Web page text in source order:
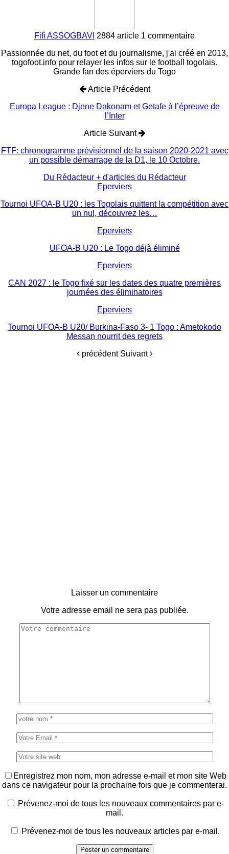
Fifi ASSOGBAVI 2884 article 1 commentaire
Passionnée du net, du foot et du journalisme, j'ai créé en 2013,
togofoot.info pour relayer les infos sur le football togolais.
Grande fan des éperviers du Togo
Article Précédent
Europa League : Djene Dakonam et Getafe à l’épreuve de
l’Inter
Article Suivant
FTF: chronogramme prévisionnel de la saison 2020-2021 avec
un possible démarrage de la D1, le 10 Octobre.
Du Rédacteur + d'articles du Rédacteur
Eperviers
Tournoi UFOA-B U20 : les Togolais quittent la compétition avec
un nul, découvrez les…
Eperviers
UFOA-B U20 : Le Togo déjà éliminé
Eperviers
CAN 2027 : le Togo fixé sur les dates des quatre premières
journées des éliminatoires
Eperviers
Tournoi UFOA-B U20/ Burkina-Faso 3- 1 Togo : Ametokodo
Messan nourrit des regrets
précédent Suivant
Laisser un commentaire
Votre adresse email ne sera pas publiée.
Enregistrez mon nom, mon adresse e-mail et mon site Web
dans ce navigateur pour la prochaine fois que je commenterai.
Prévenez-moi de tous les nouveaux commentaires par e-
mail.
Prévenez-moi de tous les nouveaux articles par e-mail.